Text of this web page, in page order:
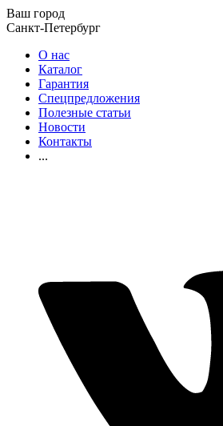
Ваш город
Санкт-Петербург
О нас
Каталог
Гарантия
Спецпредложения
Полезные статьи
Новости
Контакты
...